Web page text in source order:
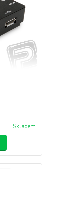
Skladem